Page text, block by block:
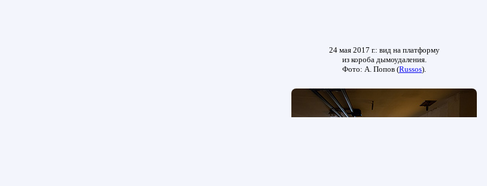
24 мая 2017 г.: вид на платформу
из короба дымоудаления.
Фото: А. Попов (Russos).